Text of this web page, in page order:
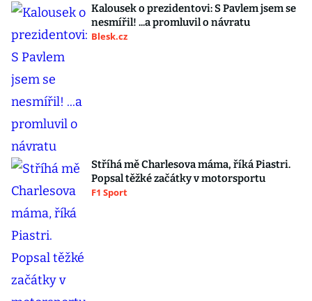
Kalousek o prezidentovi: S Pavlem jsem se
nesmířil! ...a promluvil o návratu
Blesk.cz
Stříhá mě Charlesova máma, říká Piastri.
Popsal těžké začátky v motorsportu
F1 Sport